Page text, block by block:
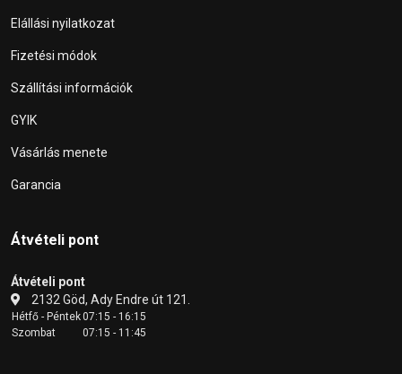
Elállási nyilatkozat
Fizetési módok
Szállítási információk
GYIK
Vásárlás menete
Garancia
Átvételi pont
Átvételi pont
2132 Göd, Ady Endre út 121.
Hétfő - Péntek07:15 - 16:15
Szombat
07:15 - 11:45